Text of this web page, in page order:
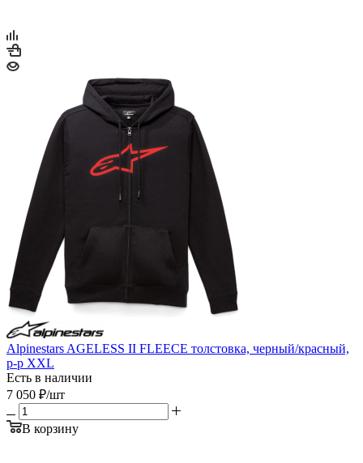
Alpinestars AGELESS II FLEECE толстовка, черный/красный,
р-р XXL
Есть в наличии
7 050 ₽/шт
В корзину